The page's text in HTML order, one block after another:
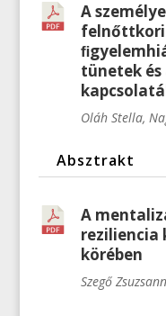
A
felnőttkori
tünetek és
Oláh Stella,
Absztrakt
A
reziliencia
körében
Szegő